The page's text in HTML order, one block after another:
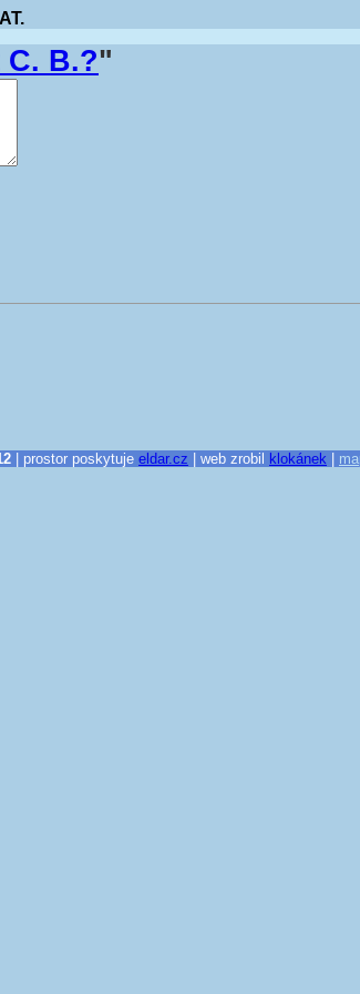
B.?"
| prostor poskytuje eldar.cz | web zrobil klokánek